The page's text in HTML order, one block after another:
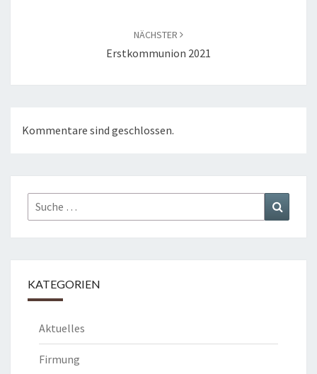
NÄCHSTER
Erstkommunion 2021
Kommentare sind geschlossen.
Suche
nach:
KATEGORIEN
Aktuelles
Firmung